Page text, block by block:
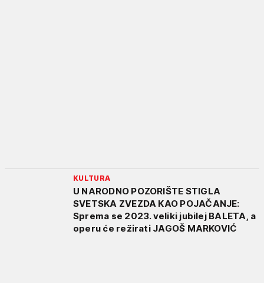
KULTURA
U NARODNO POZORIŠTE STIGLA
SVETSKA ZVEZDA KAO POJAČANJE:
Sprema se 2023. veliki jubilej BALETA, a
operu će režirati JAGOŠ MARKOVIĆ